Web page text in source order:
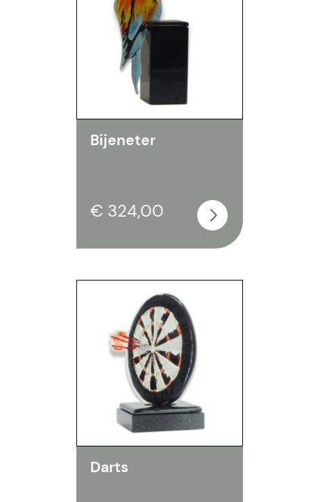
Bijeneter
€ 324,00
Darts